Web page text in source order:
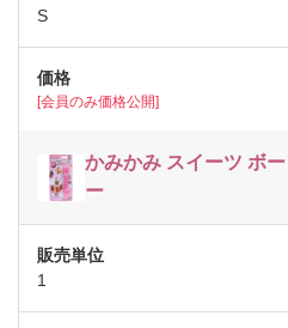
S
[会員のみ価格公開]
かみかみ スイーツ ボ
ー
1